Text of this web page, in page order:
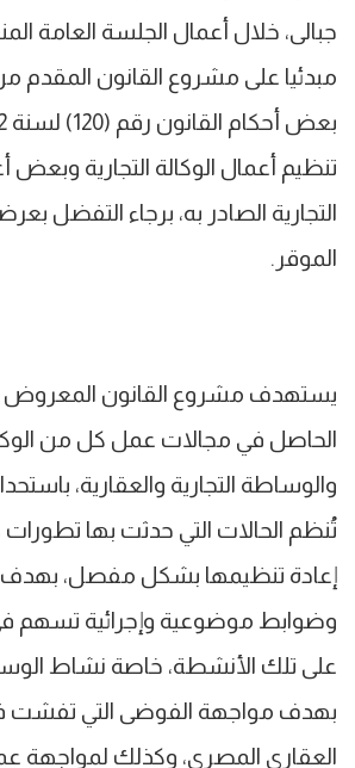
جبالى، خلال أعمال الجلسة العامة
مبدئيا على مشروع القانون المقدم
تنظيم أعمال الوكالة التجارية
التجارية الصادر به، برجاء التفضل
الموقر.
يستهدف مشروع القانون المعروض
الحاصل في مجالات عمل كل من
والوساطة التجارية والعقارية،
تُنظم الحالات التي حدثت بها تطورات
إعادة تنظيمها بشكل مفصل،
وضوابط موضوعية وإجرائية تسهم في
على تلك الأنشطة، خاصة نشاط
بهدف مواجهة الفوضى التي تفشت
العقاري المصري، وكذلك لمواجهة